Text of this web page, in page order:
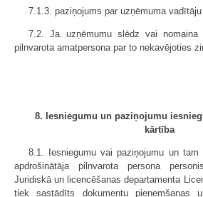
7.1.3. paziņojums par uzņēmuma vadītāju
7.2. Ja uzņēmumu slēdz vai nomaina
pilnvarota amatpersona par to nekavējoties
8. Iesniegumu un paziņojumu
kārtība
8.1. Iesniegumu vai paziņojumu un tam
apdrošinātāja pilnvarota persona
Juridiskā un licencēšanas departamenta
tiek sastādīts dokumentu pieņemšanas